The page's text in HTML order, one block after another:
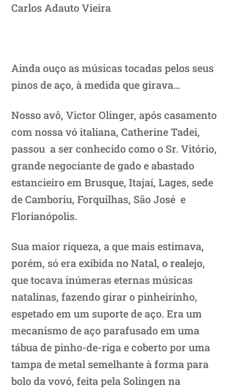
Carlos Adauto Vieira
Ainda ouço as músicas tocadas pelos seus
pinos de aço, à medida que girava…
Nosso avô, Victor Olinger, após casamento
com nossa vó italiana, Catherine Tadei,
passou a ser conhecido como o Sr. Vitório,
grande negociante de gado e abastado
estancieiro em Brusque, Itajaí, Lages, sede
de Camboriu, Forquilhas, São José e
Florianópolis.
Sua maior riqueza, a que mais estimava,
porém, só era exibida no Natal,o realejo,
que tocava inúmeras eternas músicas
natalinas, fazendo girar o pinheirinho,
espetado em um suporte de aço. Era um
mecanismo de aço parafusado em uma
tábua de pinho-de-riga e coberto por uma
tampa de metal semelhante à forma para
bolo da vovó, feita pela Solingen na